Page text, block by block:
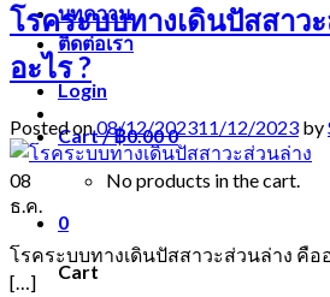
บทความ
ติดต่อเรา
Login
Cart /฿0.000
No products in the cart.
0
Cart
โรคระบบทางเดินปัสสาว
อะไร ?
Posted on08/12/202311/12/2023 by
08
ธ.ค.
โรคระบบทางเดินปัสสาวะส่วนล่าง คืออ
[…]